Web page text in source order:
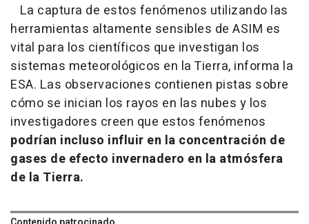
La captura de estos fenómenos utilizando las
herramientas altamente sensibles de ASIM es
vital para los científicos que investigan los
sistemas meteorológicos en la Tierra, informa la
ESA. Las observaciones contienen pistas sobre
cómo se inician los rayos en las nubes y los
investigadores creen que estos fenómenos
podrían incluso influir en la concentración de
gases de efecto invernadero en la atmósfera
de la Tierra.